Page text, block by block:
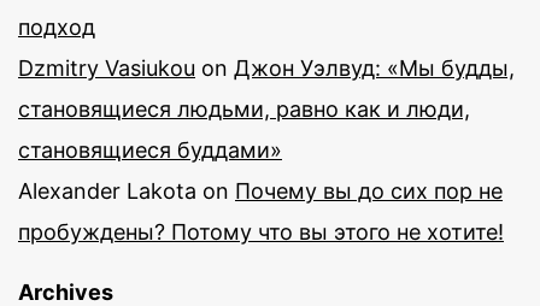
подход
Dzmitry Vasiukou on Джон Уэлвуд: «Мы будды,
становящиеся людьми, равно как и люди,
становящиеся буддами»
Alexander Lakota on Почему вы до сих пор не
пробуждены? Потому что вы этого не хотите!
Archives